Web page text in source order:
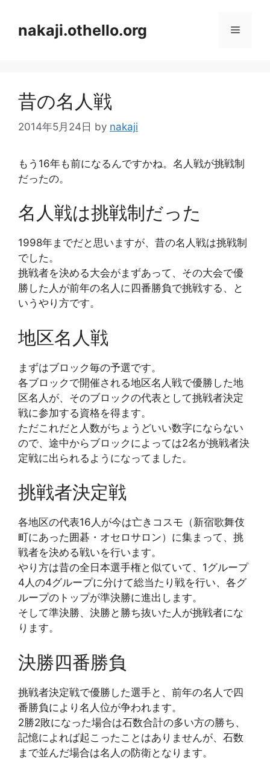
nakaji.othello.org メ
昔の名人戦
2014年5月24日 by nakaji
もう16年も前になるんですかね。名人戦が挑戦制
だったの。
名人戦は挑戦制だった
1998年までだと思いますが、昔の名人戦は挑戦制
でした。
挑戦者を決める大会がまずあって、その大会で優
勝した人が前年の名人に四番勝負で挑戦する、と
いうやり方です。
地区名人戦
まずはブロック毎の予選です。
各ブロックで開催される地区名人戦で優勝した地
区名人が、そのブロックの代表として挑戦者決定
戦に参加する資格を得ます。
ただこれだと人数がちょうどいい数字にならない
ので、途中からブロックによっては2名が挑戦者決
定戦に出られるようになってました。
挑戦者決定戦
各地区の代表16人が今は亡きコスモ（新宿歌舞伎
町にあった囲碁・オセロサロン）に集まって、挑
戦者を決める戦いを行います。
やり方は昔の全日本選手権と似ていて、1グループ
4人の4グループに分けて総当たり戦を行い、各グ
ループのトップが準決勝に進出します。
そして準決勝、決勝と勝ち抜いた人が挑戦者にな
ります。
決勝四番勝負
挑戦者決定戦で優勝した選手と、前年の名人で四
番勝負により名人位が争われます。
2勝2敗になった場合は石数合計の多い方の勝ち、
記憶によれば起こったことはありませんが、石数
まで並んだ場合は名人の防衛となります。